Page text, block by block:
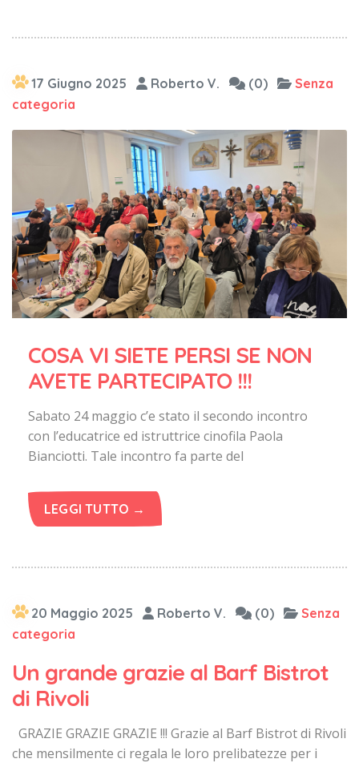
17 Giugno 2025 Roberto V. (0)
Senza
categoria
COSA VI SIETE PERSI SE NON
AVETE PARTECIPATO !!!
Sabato 24 maggio c’e stato il secondo incontro
con l’educatrice ed istruttrice cinofila Paola
Bianciotti. Tale incontro fa parte del
LEGGI TUTTO →
20 Maggio 2025 Roberto V. (0)
Senza
categoria
Un grande grazie al Barf Bistrot
di Rivoli
GRAZIE GRAZIE GRAZIE !!! Grazie al Barf Bistrot di Rivoli
che mensilmente ci regala le loro prelibatezze per i